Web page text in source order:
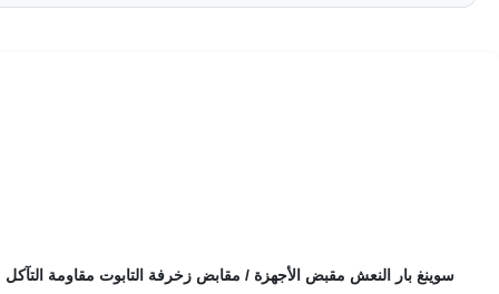
سوينغ بار النعش مقبض الأجهزة / مقابض زخرفة التابوت مقاومة التآكل